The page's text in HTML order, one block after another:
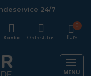
24/7
Kurv
0
Konto Ordrestatus
MENU